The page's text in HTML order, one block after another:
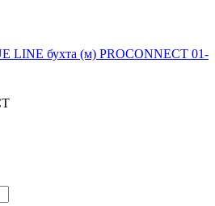
LINE бухта (м) PROCONNECT 01-